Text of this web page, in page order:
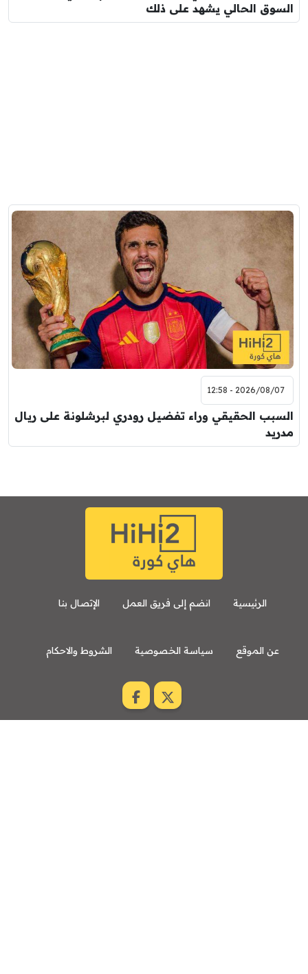
السوق الحالي يشهد على ذلك
2026/08/07 - 12:58
السبب الحقيقي وراء تفضيل رودري لبرشلونة على ريال
مدريد
الرئيسية انضم إلى فريق العمل الإتصال بنا
عن الموقع سياسة الخصوصية الشروط والاحكام